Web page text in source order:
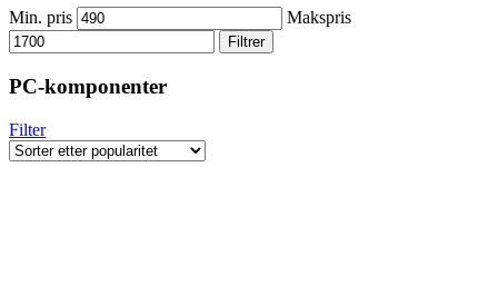
Min. pris Makspris
Filtrer
PC-komponenter
Filter